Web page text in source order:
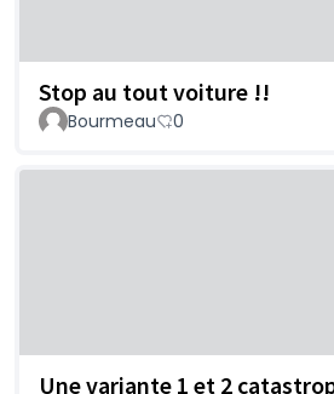
Stop au tout voiture !!
Bourmeau 0
Une variante 1 et 2